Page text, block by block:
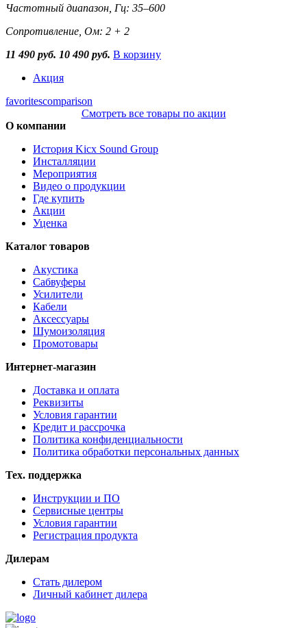
Частотный диапазон, Гц: 35–600
Сопротивление, Ом: 2 + 2
11 490 руб. 10 490 руб. В корзину
Акция
favoritescomparison
Смотреть все товары по акции
О компании
История Kicx Sound Group
Инсталляции
Мероприятия
Видео о продукции
Где купить
Акции
Уценка
Каталог товаров
Акустика
Сабвуферы
Усилители
Кабели
Аксессуары
Шумоизоляция
Промотовары
Интернет-магазин
Доставка и оплата
Реквизиты
Условия гарантии
Кредит и рассрочка
Политика конфиденциальности
Политика обработки персональных данных
Тех. поддержка
Инструкции и ПО
Сервисные центры
Условия гарантии
Регистрация продукта
Дилерам
Стать дилером
Личный кабинет дилера